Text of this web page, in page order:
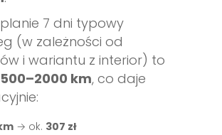
7 dni typowy
(w zależności od
i wariantu z interior) to
km, co daje
→ ok. 307 zł